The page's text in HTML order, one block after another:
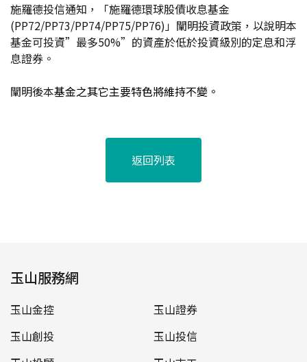
施羅德投信通知，「施羅德環球股債收息基金
(PP72/PP73/PP74/PP75/PP76)」闡明投資政策，以說明本
基金可投資” 最多50%” 的資產於低於投資級別的定息和浮
息證券。
闡明後本基金之其它主要特色將維持不變。
返回列表
玉山服務網
玉山金控
玉山證券
玉山創投
玉山投信